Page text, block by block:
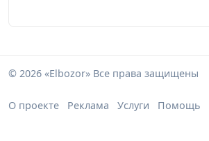
© 2026 «Elbozor» Все права защищены
О проекте Реклама Услуги Помощь